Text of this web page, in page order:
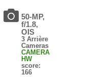
50-MP,
f/1.8,
OIS
3 Arrière
Cameras
CAMERA
HW
score:
166